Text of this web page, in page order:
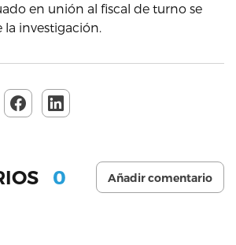
en unión al fiscal de turno se
investigación.
0 Añadir comentario